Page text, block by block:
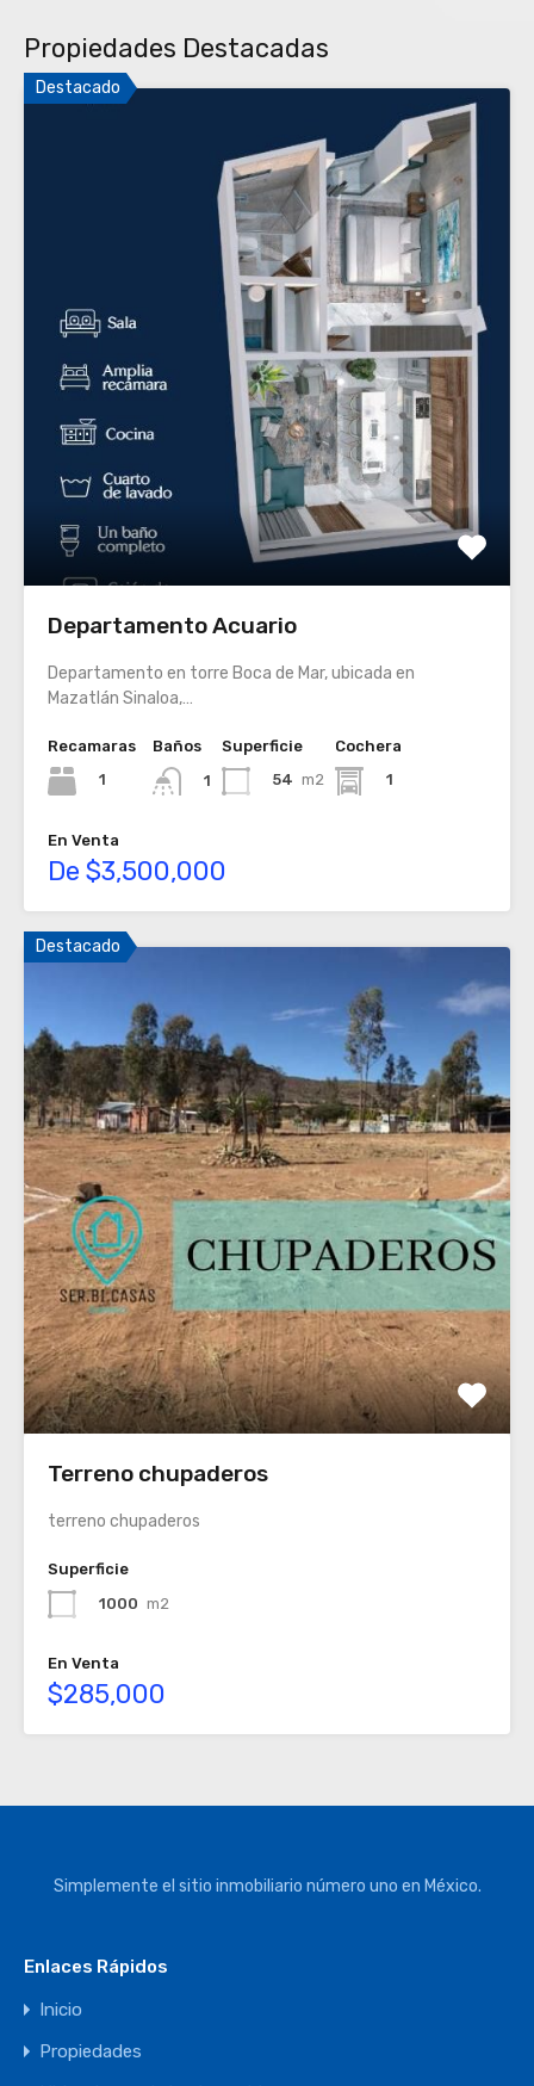
Propiedades Destacadas
Destacado
Departamento Acuario
Departamento en torre Boca de Mar, ubicada en
Mazatlán Sinaloa,…
Recamaras
1
Baños
1
Superficie
54 m2
Cochera
1
En Venta
De $3,500,000
Destacado
Terreno chupaderos
terreno chupaderos
Superficie
1000 m2
En Venta
$285,000
Simplemente el sitio inmobiliario número uno en México.
Enlaces Rápidos
Inicio
Propiedades